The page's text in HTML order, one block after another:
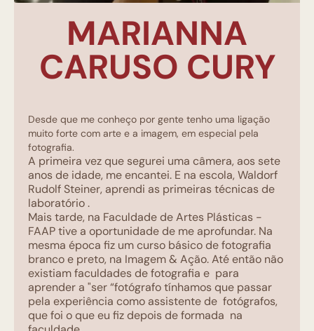
MARIANNA
CARUSO CURY
Desde que me conheço por gente tenho uma ligação
muito forte com arte e a imagem, em especial pela
fotografia.
A primeira vez que segurei uma câmera, aos sete
anos de idade, me encantei. E na escola, Waldorf
Rudolf Steiner, aprendi as primeiras técnicas de
laboratório .
Mais tarde, na Faculdade de Artes Plásticas -
FAAP tive a oportunidade de me aprofundar. Na
mesma época fiz um curso básico de fotografia
branco e preto, na Imagem & Ação. Até então não
existiam faculdades de fotografia e para
aprender a "ser “fotógrafo tínhamos que passar
pela experiência como assistente de fotógrafos,
que foi o que eu fiz depois de formada na